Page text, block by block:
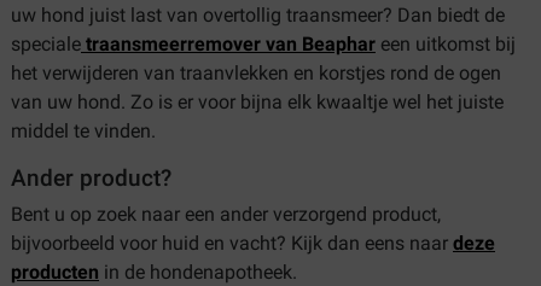
uw hond juist last van overtollig traansmeer? Dan biedt de
speciale traansmeerremover van Beaphar een uitkomst bij
het verwijderen van traanvlekken en korstjes rond de ogen
van uw hond. Zo is er voor bijna elk kwaaltje wel het juiste
middel te vinden.
Ander product?
Bent u op zoek naar een ander verzorgend product,
bijvoorbeeld voor huid en vacht? Kijk dan eens naar deze
producten in de hondenapotheek.